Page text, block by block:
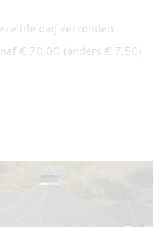
dag verzonden
€ 70,00 (anders € 7,50)